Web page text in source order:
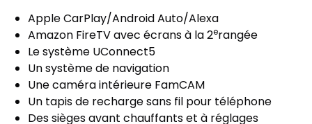
Apple CarPlay/Android Auto/Alexa
Amazon FireTV avec écrans à la 2erangée
Le système UConnect5
Un système de navigation
Une caméra intérieure FamCAM
Un tapis de recharge sans fil pour téléphone
Des sièges avant chauffants et à réglages